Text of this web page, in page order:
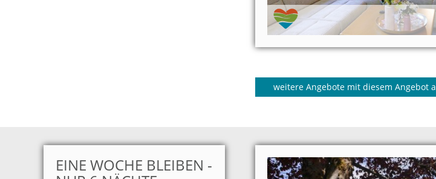
weitere Angebote mit diesem Angebot
EINE WOCHE BLEIBEN -